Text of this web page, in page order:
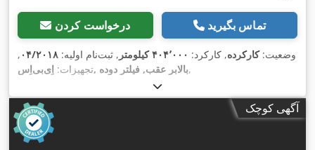
درخواست کردن تماس بگیرید
وضعیت:کارکرده, کارکرد: ۴۰۴٬۰۰۰ کیلومتر , ثبت‌نام اولیه: ۰۴/۲۰۱۸ ,
تجهیزات: اِی‌بی‌اِس‎, بالابر عقب, فیلتر دوده,
آگهی کوچک